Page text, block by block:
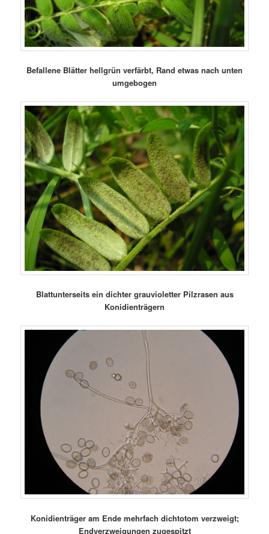
Befallene Blätter hellgrün verfärbt, Rand etwas nach unten
umgebogen
Blattunterseits ein dichter grauvioletter Pilzrasen aus
Konidienträgern
Konidienträger am Ende mehrfach dichtotom verzweigt;
Endverzweigungen zugespitzt